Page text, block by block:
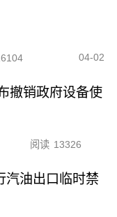
04-02
撤销政府设备使
阅读 13326
汽油出口临时禁